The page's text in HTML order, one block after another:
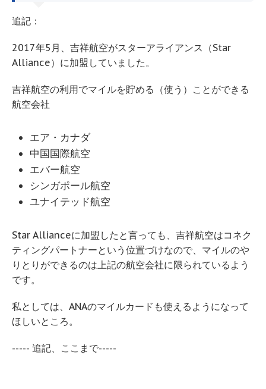
追記：
2017年5月、吉祥航空がスターアライアンス（Star
Alliance）に加盟していました。
吉祥航空の利用でマイルを貯める（使う）ことができる
航空会社
エア・カナダ
中国国際航空
エバー航空
シンガポール航空
ユナイテッド航空
Star Allianceに加盟したと言っても、吉祥航空はコネク
ティングパートナーという位置づけなので、マイルのや
りとりができるのは上記の航空会社に限られているよう
です。
私としては、ANAのマイルカードも使えるようになって
ほしいところ。
----- 追記、ここまで-----